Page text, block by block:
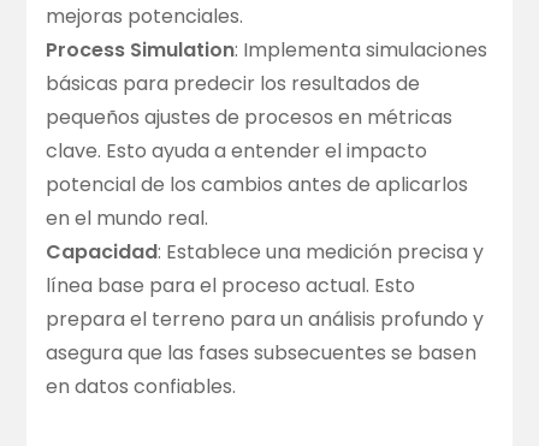
mejoras potenciales.
Process Simulation: Implementa simulaciones
básicas para predecir los resultados de
pequeños ajustes de procesos en métricas
clave. Esto ayuda a entender el impacto
potencial de los cambios antes de aplicarlos
en el mundo real.
Capacidad: Establece una medición precisa y
línea base para el proceso actual. Esto
prepara el terreno para un análisis profundo y
asegura que las fases subsecuentes se basen
en datos confiables.